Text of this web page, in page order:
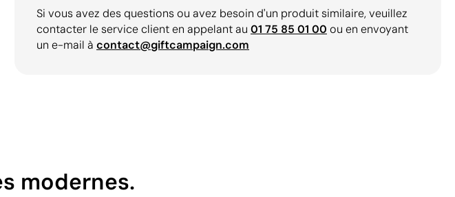
Si vous avez des questions ou avez besoin d'un produit similaire, veuillez
contacter le service client en appelant au 01 75 85 01 00 ou en envoyant
un e-mail à contact@giftcampaign.com
modernes.